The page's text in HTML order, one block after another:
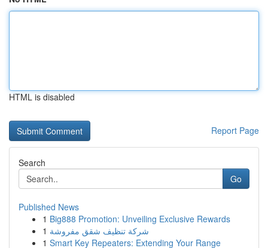
HTML is disabled
Report Page
Search
Go
Published News
1 Big888 Promotion: Unveiling Exclusive Rewards
1 شركة تنظيف شقق مفروشة
1 Smart Key Repeaters: Extending Your Range